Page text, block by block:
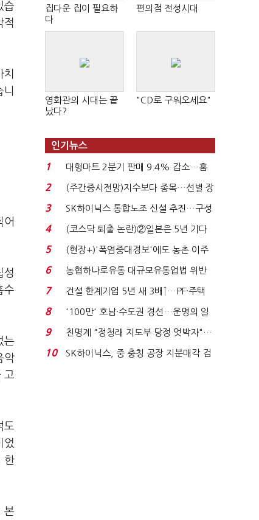
습
적
어
성
수
는
악
고
도
었
한
본
집다운 집이 필요하
다
편의점 전성시대
영화관의 시대는 끝
났다?
"CD로 구워오세요"
인기뉴스
1
대형마트 2분기 판매 9.4% 감소…홈
플러스 사태 여파...
2
(주간증시전망)지수보다 종목…선별 장
세 이어진다...
3
SK하이닉스 통합노조 신설 추진…구성
원 간 성과급 불...
4
(코스닥 퇴출 논란)②일본은 5년 기다
려주는데 우리는 ...
5
(현장+)'폭염중대경보'에도 농촌 이주
노동자는 강행군…'야...
6
농협하나로유통 대규모유통업법 위반
적발…공정위, 과...
7
건설 한계기업 5년 새 3배↑…PF·주택
침체에 재무 ...
8
'100만' 호남·수도권 경선…운명의 일
주일
9
친명계 "정청래 지도부 당정 엇박자"…
친청계 "신천지 오...
10
SK하이닉스, 중 충칭 공장 지분매각 검